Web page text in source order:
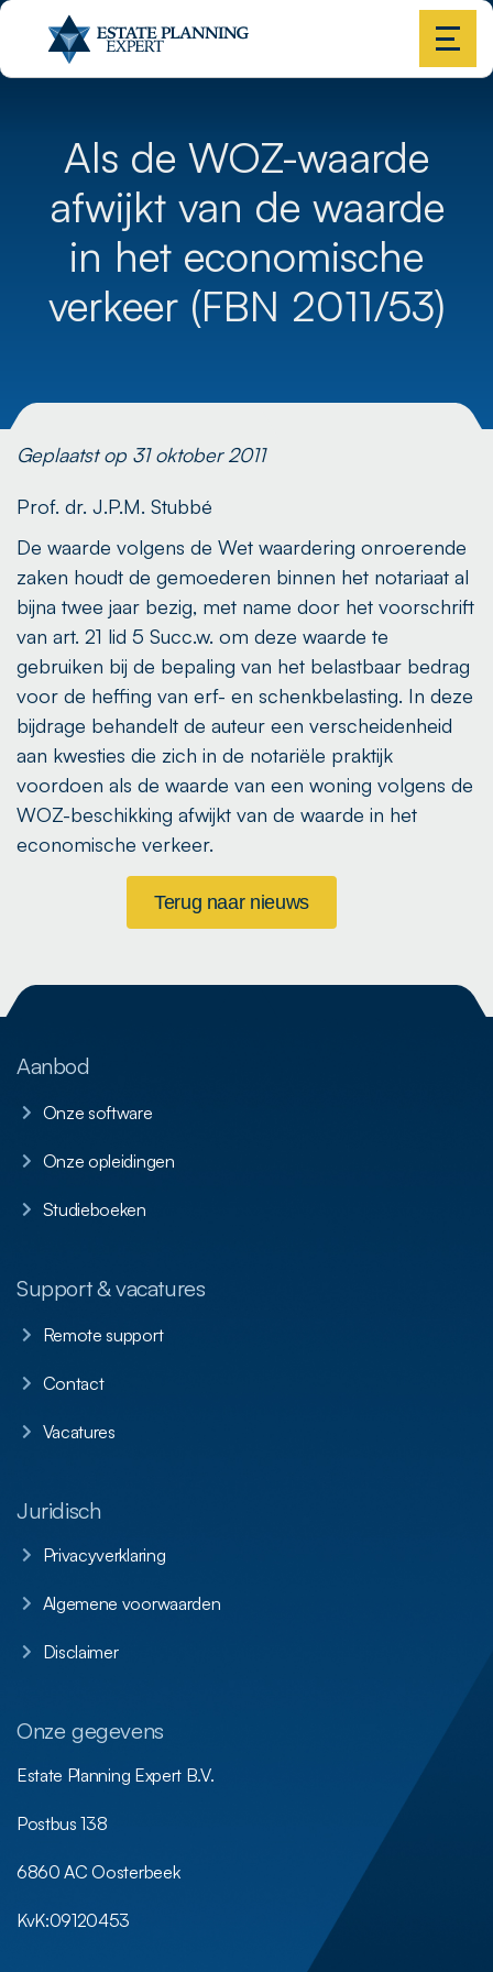
Als de WOZ-waarde
afwijkt van de waarde
in het economische
verkeer (FBN 2011/53)
Geplaatst op 31 oktober 2011
Prof. dr. J.P.M. Stubbé
De waarde volgens de Wet waardering onroerende
zaken houdt de gemoederen binnen het notariaat al
bijna twee jaar bezig, met name door het voorschrift
van art. 21 lid 5 Succ.w. om deze waarde te
gebruiken bij de bepaling van het belastbaar bedrag
voor de heffing van erf- en schenkbelasting. In deze
bijdrage behandelt de auteur een verscheidenheid
aan kwesties die zich in de notariële praktijk
voordoen als de waarde van een woning volgens de
WOZ-beschikking afwijkt van de waarde in het
economische verkeer.
Terug naar nieuws
Aanbod
Onze software
Onze opleidingen
Studieboeken
Support & vacatures
Remote support
Contact
Vacatures
Juridisch
Privacyverklaring
Algemene voorwaarden
Disclaimer
Onze gegevens
Estate Planning Expert B.V.
Postbus 138
6860 AC Oosterbeek
KvK:09120453